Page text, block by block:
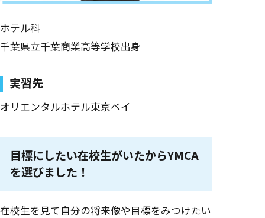
ホテル科
千葉県立千葉商業高等学校出身
実習先
オリエンタルホテル東京ベイ
目標にしたい在校生がいたからYMCA
を選びました！
在校生を見て自分の将来像や目標をみつけたい